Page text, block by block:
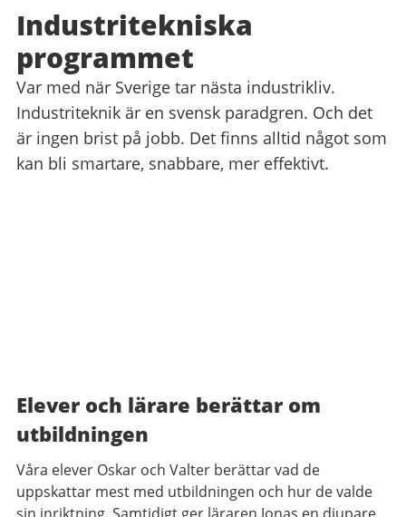
Industritekniska
programmet
Var med när Sverige tar nästa industrikliv.
Industriteknik är en svensk paradgren. Och det
är ingen brist på jobb. Det finns alltid något som
kan bli smartare, snabbare, mer effektivt.
Elever och lärare berättar om
utbildningen
Våra elever Oskar och Valter berättar vad de
uppskattar mest med utbildningen och hur de valde